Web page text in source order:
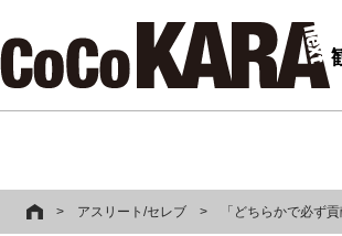
> アスリート/セレブ > 「どちらかで必ず